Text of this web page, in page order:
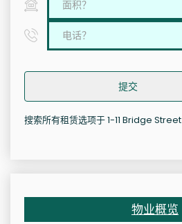
提交
搜索所有租赁选项于 1-11 Bridge Street
物业概览